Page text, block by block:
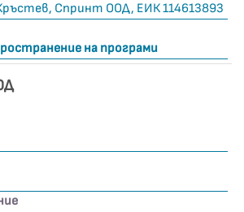
Спринт ООД, ЕИК 114613893
на програми